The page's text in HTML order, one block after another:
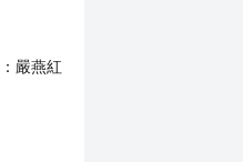
嚴燕紅